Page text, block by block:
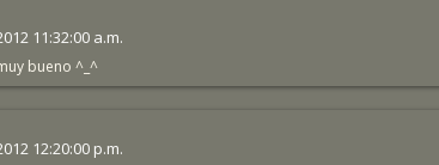
11:32:00 a.m.
bueno ^_^
12:20:00 p.m.